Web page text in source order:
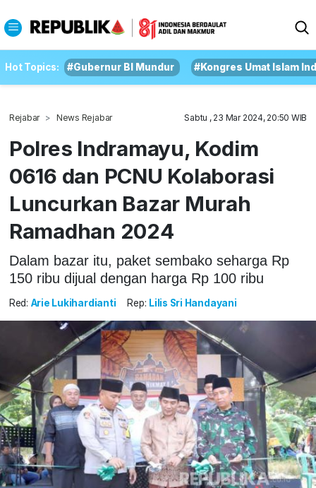
Hot Topics: #Gubernur BI Mundur #Kongres Umat Islam
Rejabar News Rejabar Sabtu , 23 Mar 2024, 20:50 WIB
Polres Indramayu, Kodim
0616 dan PCNU Kolaborasi
Luncurkan Bazar Murah
Ramadhan 2024
Dalam bazar itu, paket sembako seharga Rp
150 ribu dijual dengan harga Rp 100 ribu
Red: Arie Lukihardianti Rep: Lilis Sri Handayani